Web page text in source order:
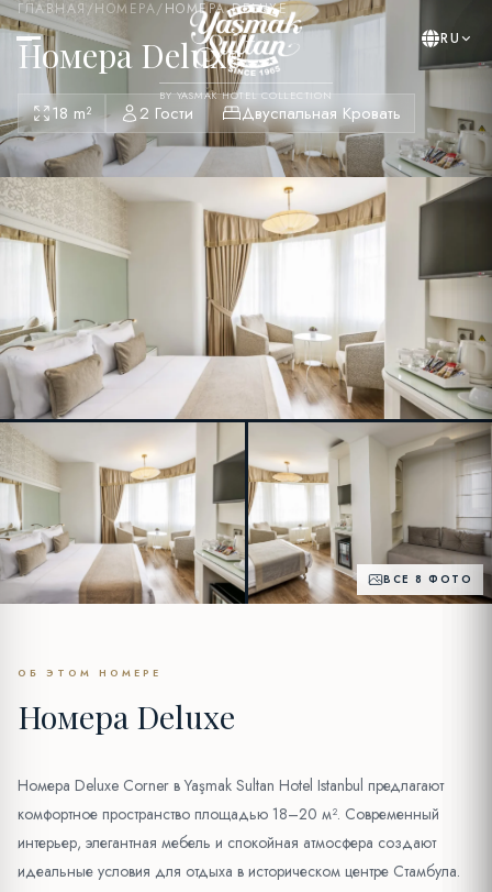
BY YASMAK HOTEL COLLECTION
RU
ГЛАВНАЯ /НОМЕРА/НОМЕРА DELUXE
Номера Deluxe
18 m² 2 Гости Двуспальная Кровать
ВСЕ 8 ФОТО
ОБ ЭТОМ НОМЕРЕ
Номера Deluxe
Номера Deluxe Corner в Yaşmak Sultan Hotel Istanbul предлагают
комфортное пространство площадью 18–20 м². Современный
интерьер, элегантная мебель и спокойная атмосфера создают
идеальные условия для отдыха в историческом центре Стамбула.